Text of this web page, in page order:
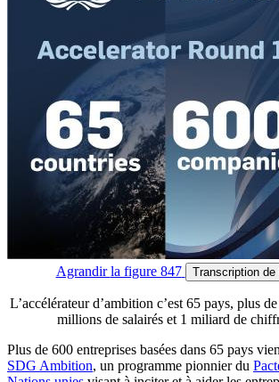
Agrandirla figure 847 Transcription de
L’accélérateur d’ambition c’est 65 pays, plus
millions de salairés et 1 miliard de
Plus de 600 entreprises basées dans 65 pays
SDG Ambition, un programme pionnier du